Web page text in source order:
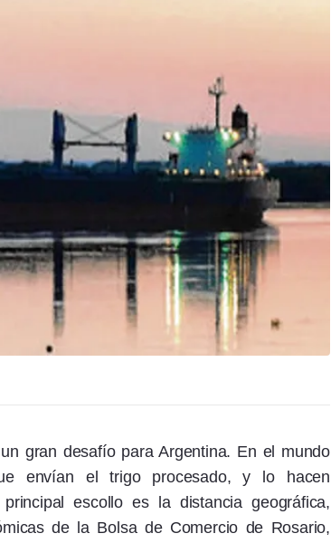
gran desafío para Argentina. En el mundo
envían el trigo procesado, y lo hacen
escollo es la distancia geográfica,
de la Bolsa de Comercio de Rosario,